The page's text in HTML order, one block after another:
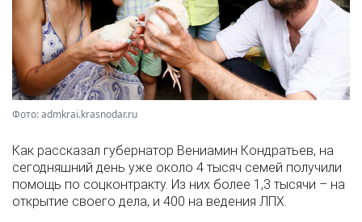
Фото: admkrai.krasnodar.ru
Как рассказал губернатор Вениамин Кондратьев, на
сегодняшний день уже около 4 тысяч семей получили
помощь по соцконтракту. Из них более 1,3 тысячи – на
открытие своего дела, и 400 на ведения ЛПХ.